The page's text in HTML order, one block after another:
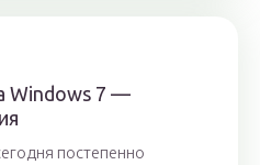
Windows 7 —
постепенно